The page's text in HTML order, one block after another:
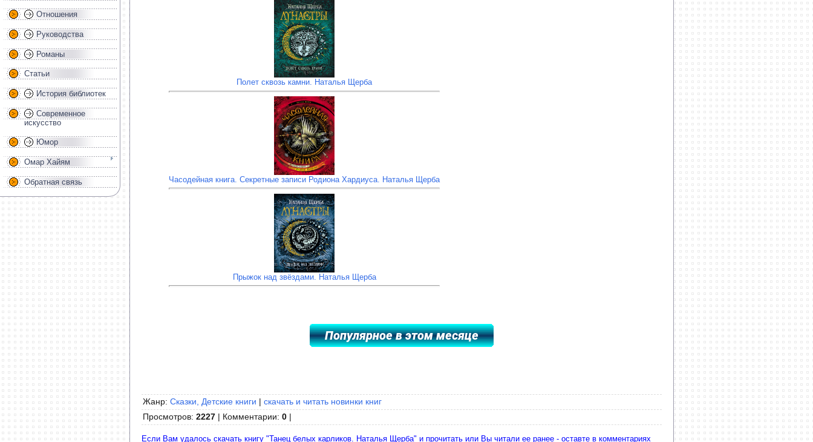
Отношения
Руководства
Романы
Статьи
История библиотек
Современное
искусство
Юмор
Омар Хайям
Обратная связь
Полет сквозь камни. Наталья Щерба
Часодейная книга. Секретные записи Родиона Хардиуса. Наталья Щерба
Прыжок над звёздами. Наталья Щерба
Жанр: Сказки, Детские книги | скачать и читать новинки книг
Просмотров: 2227 | Комментарии: 0 |
Если Вам удалось скачать книгу "Танец белых карликов. Наталья Щерба" и прочитать или Вы читали ее ранее - оставте в комментариях